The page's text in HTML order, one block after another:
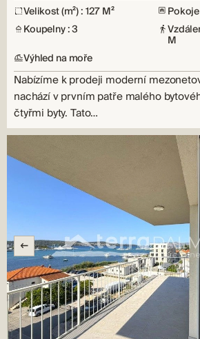
Velikost (m²) : 127 M²
Koupelny : 3
M
Výhled na moře
Nabízíme k prodeji moderní
nachází v prvním patře malého
čtyřmi byty. Tato…